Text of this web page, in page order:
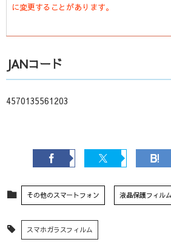
に変更することがあります。
JANコード
4570135561203
その他のスマートフォン 液晶保護フィルム
スマホガラスフィルム